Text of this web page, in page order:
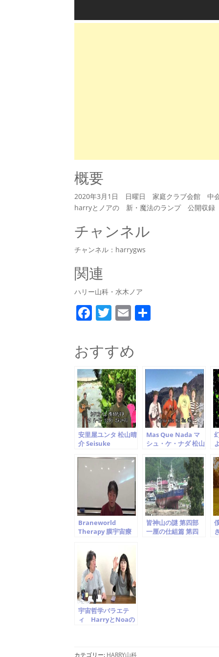
概要
2020年3月1日 日曜日 家庭クラブ会館
harryとノアの 新・魔法のランプ 公開収
チャンネル
チャンネル：harrygws
関連
ハリー山科・水木ノア
F
c
e
b
o
o
k
T
itt
er
E
ai
l
おすすめ
安里屋ユンタ 松山晴
介 Seisuke
Mas Que Nada マ
シュ・ケ・ナダ 松山
Cover Seisuke
Matsuyama
Braneworld
Therapy 膜宇宙療
「宇宙意識から 伝わ
ってきたこと」を読
み解く
皆神山の謎 第四部
一厘の仕組篇 第四
宇宙哲学バラエテ
ィ HarryとNoaの
カテゴリー: HARRY山科